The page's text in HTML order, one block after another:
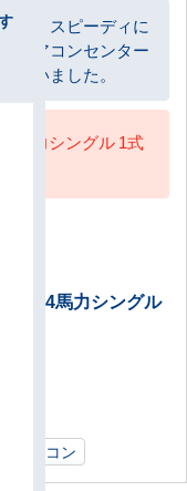
寧、スピーディに
エアコンセンター
思いました。
馬力シングル 1式
ン 4馬力シングル
用エアコン